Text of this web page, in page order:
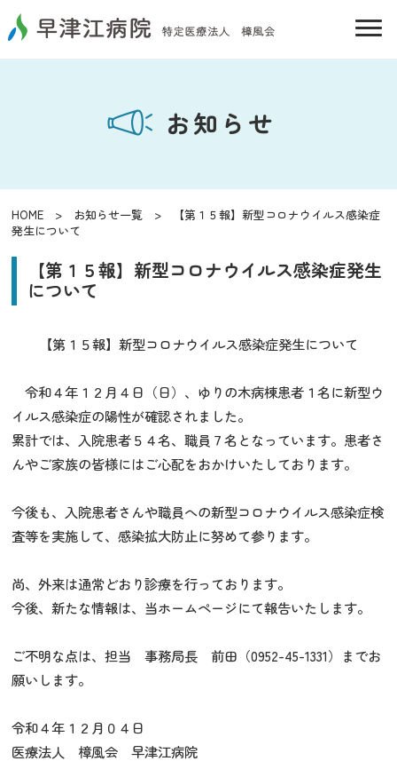
お知らせ
HOME > お知らせ一覧 > 【第１５報】新型コロナウイルス感染症
発生について
【第１５報】新型コロナウイルス感染症発生
について
【第１５報】新型コロナウイルス感染症発生について
令和４年１２月４日（日）、ゆりの木病棟患者１名に新型ウ
イルス感染症の陽性が確認されました。
累計では、入院患者５４名、職員７名となっています。患者さ
んやご家族の皆様にはご心配をおかけいたしております。
今後も、入院患者さんや職員への新型コロナウイルス感染症検
査等を実施して、感染拡大防止に努めて参ります。
尚、外来は通常どおり診療を行っております。
今後、新たな情報は、当ホームページにて報告いたします。
ご不明な点は、担当 事務局長 前田（0952-45-1331）までお
願いします。
令和４年１２月０４日
医療法人 樟風会 早津江病院